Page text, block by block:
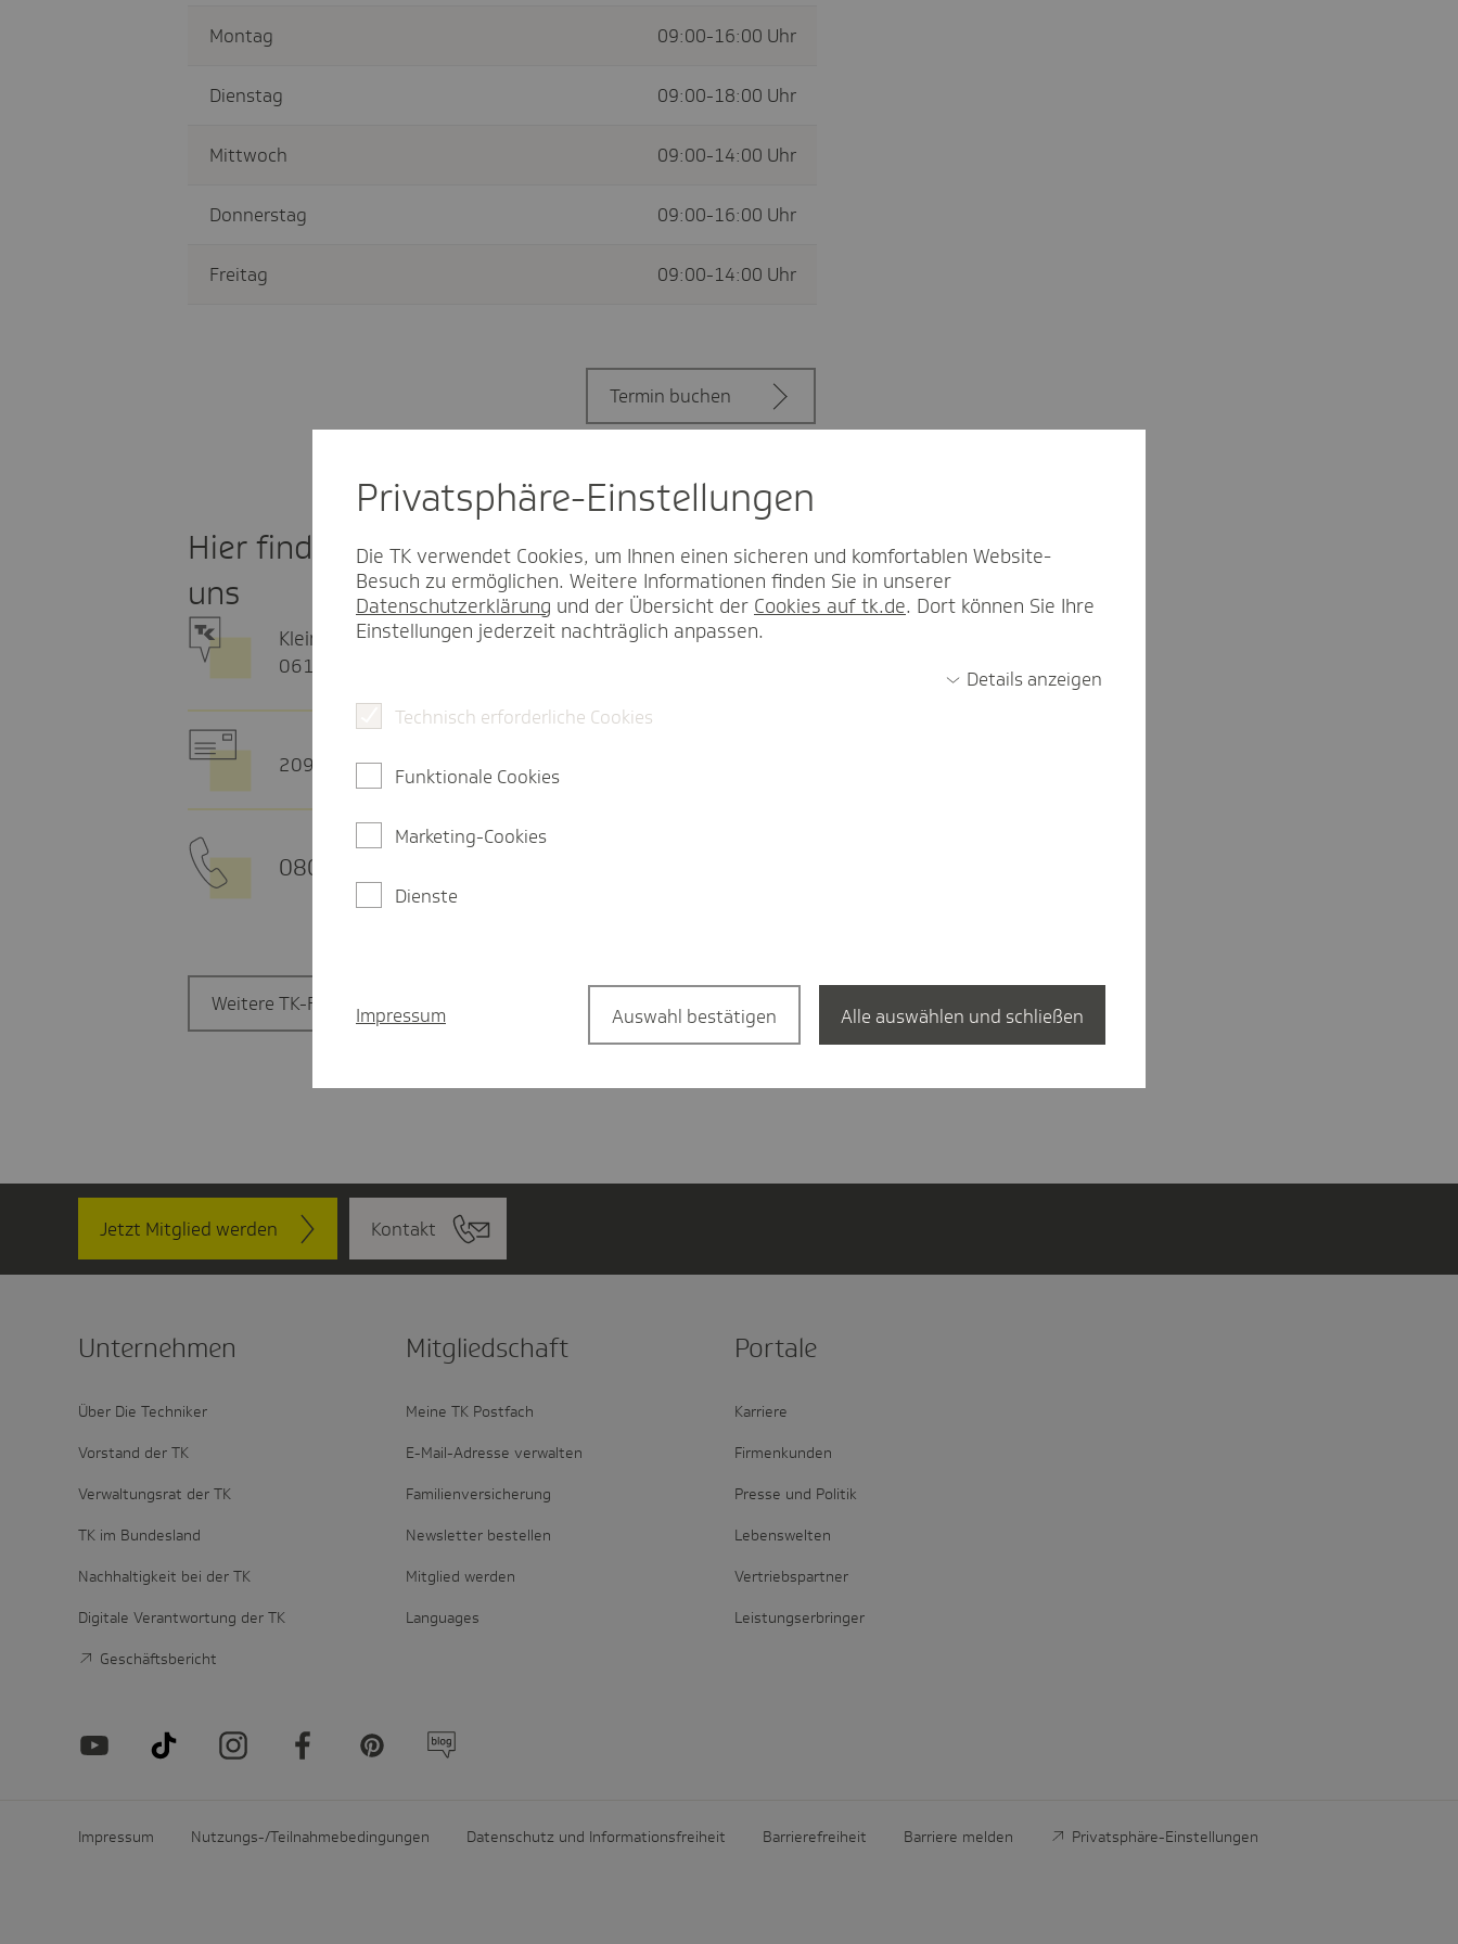
Montag 09:00-16:00 Uhr
Dienstag 09:00-18:00 Uhr
Mittwoch 09:00-14:00 Uhr
Donnerstag 09:00-16:00 Uhr
Freitag 09:00-14:00 Uhr
Termin buchen
Hier finden Sie
uns
Kleine Steinstr. 5
06108 Halle
20915 Hamburg
0800 - 285 85 85
Weitere TK-Filiale finden
Jetzt Mitglied werden Kontakt
Unter­nehmen
Über Die Techniker
Vorstand der TK
Verwaltungsrat der TK
TK im Bundesland
Nachhaltigkeit bei der TK
Digitale Verantwortung der TK
Geschäftsbericht
Mitglied­schaft
Meine TK Postfach
E-Mail-Adresse verwalten
Familienversicherung
Newsletter bestellen
Mitglied werden
Languages
Portale
Karriere
Firmenkunden
Presse und Politik
Lebenswelten
Vertriebspartner
Leistungserbringer
Impressum Nutzungs-/Teilnahmebedingungen Datenschutz und Informationsfreiheit Barrierefreiheit Barriere melden Privatsphäre-Einstellungen
Privat­sphäre-Einstel­lungen
Die TK verwendet Cookies, um Ihnen einen sicheren und komfortablen Website-
Besuch zu ermöglichen. Weitere Informationen finden Sie in unserer
Datenschutzerklärung und der Übersicht der Cookies auf tk.de. Dort können Sie Ihre
Einstellungen jederzeit nachträglich anpassen.
Details anzeigen
Technisch erforderliche Cookies
Funktionale Cookies
Marketing-Cookies
Dienste
Impressum Auswahl bestätigen Alle auswählen und schließen